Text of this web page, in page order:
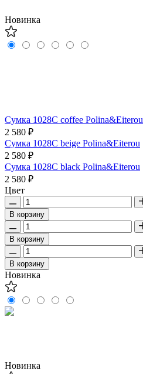
Новинка
Сумка 1028C coffee Polina&Eiterou
2 580 ₽
Сумка 1028C beige Polina&Eiterou
2 580 ₽
Сумка 1028C black Polina&Eiterou
2 580 ₽
Цвет
В корзину
В корзину
В корзину
Новинка
Новинка